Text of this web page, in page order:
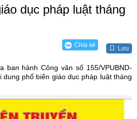
dục pháp luật tháng
Chia sẻ Lưu
ban hành Công văn số 155/VPUBND-
phổ biến giáo dục pháp luật tháng